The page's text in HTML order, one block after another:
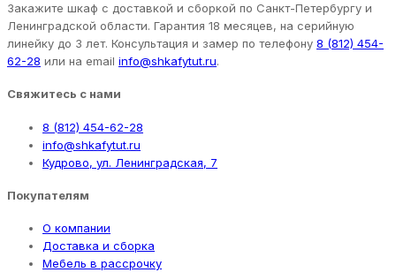
Закажите шкаф с доставкой и сборкой по Санкт-Петербургу и
Ленинградской области. Гарантия 18 месяцев, на серийную
линейку до 3 лет. Консультация и замер по телефону 8 (812) 454-
62-28 или на email info@shkafytut.ru.
Свяжитесь с нами
8 (812) 454-62-28
info@shkafytut.ru
Кудрово, ул. Ленинградская, 7
Покупателям
О компании
Доставка и сборка
Мебель в рассрочку